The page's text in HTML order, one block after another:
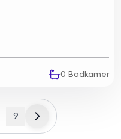
0 Badkamer
9